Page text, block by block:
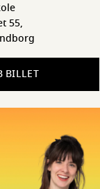
55,
BILLET